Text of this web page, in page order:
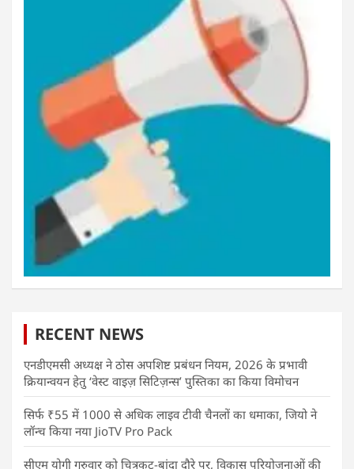
RECENT NEWS
एनडीएमसी अध्यक्ष ने ठोस अपशिष्ट प्रबंधन नियम, 2026 के प्रभावी
क्रियान्वयन हेतु ‘वेस्ट वाइज़ सिटिज़न्स’ पुस्तिका का किया विमोचन
सिर्फ ₹55 में 1000 से अधिक लाइव टीवी चैनलों का धमाका, जियो ने
लॉन्च किया नया JioTV Pro Pack
सीएम योगी गुरुवार को चित्रकूट-बांदा दौरे पर, विकास परियोजनाओं की